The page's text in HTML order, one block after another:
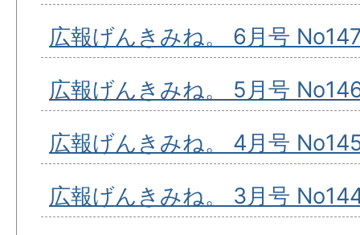
広報げんきみね。 6月号
広報げんきみね。 5月号
広報げんきみね。 4月号
広報げんきみね。 3月号